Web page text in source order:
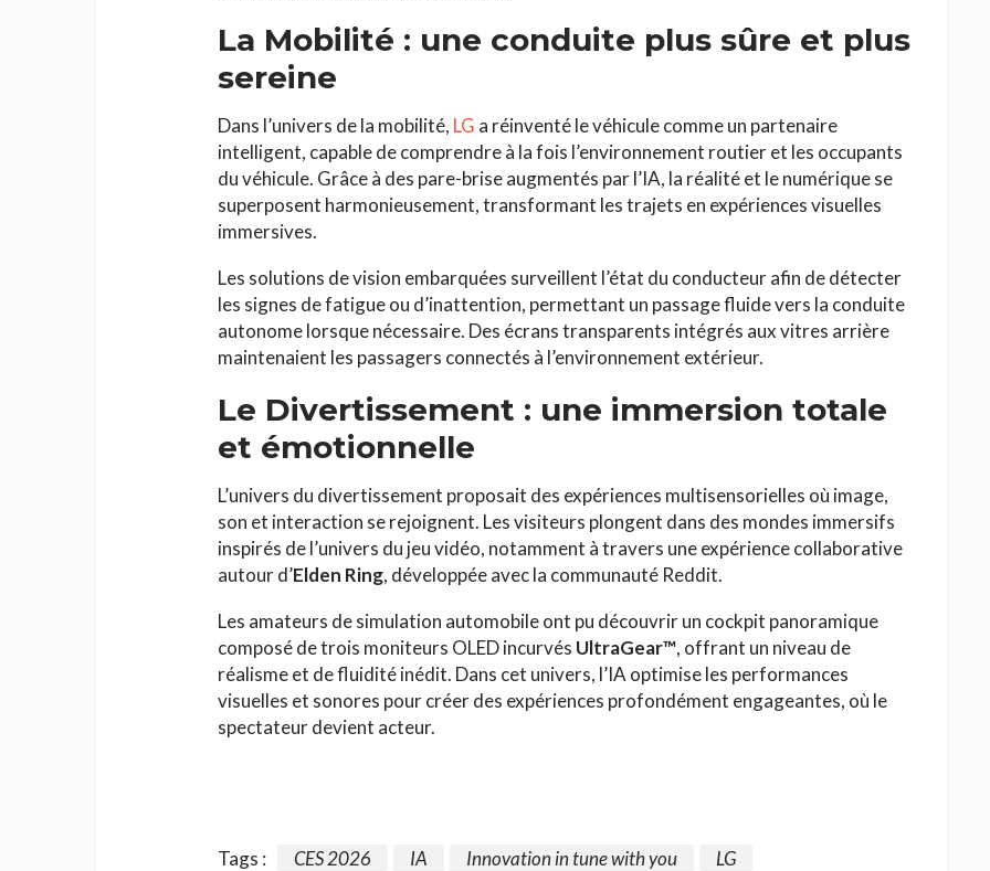
La Mobilité : une conduite plus sûre et plus
sereine
Dans l’univers de la mobilité, LG a réinventé le véhicule comme un partenaire
intelligent, capable de comprendre à la fois l’environnement routier et les occupants
du véhicule. Grâce à des pare-brise augmentés par l’IA, la réalité et le numérique se
superposent harmonieusement, transformant les trajets en expériences visuelles
immersives.
Les solutions de vision embarquées surveillent l’état du conducteur afin de détecter
les signes de fatigue ou d’inattention, permettant un passage fluide vers la conduite
autonome lorsque nécessaire. Des écrans transparents intégrés aux vitres arrière
maintenaient les passagers connectés à l’environnement extérieur.
Le Divertissement : une immersion totale
et émotionnelle
L’univers du divertissement proposait des expériences multisensorielles où image,
son et interaction se rejoignent. Les visiteurs plongent dans des mondes immersifs
inspirés de l’univers du jeu vidéo, notamment à travers une expérience collaborative
autour d’Elden Ring, développée avec la communauté Reddit.
Les amateurs de simulation automobile ont pu découvrir un cockpit panoramique
composé de trois moniteurs OLED incurvés UltraGear™, offrant un niveau de
réalisme et de fluidité inédit. Dans cet univers, l’IA optimise les performances
visuelles et sonores pour créer des expériences profondément engageantes, où le
spectateur devient acteur.
Tags : CES 2026 IA Innovation in tune with you LG